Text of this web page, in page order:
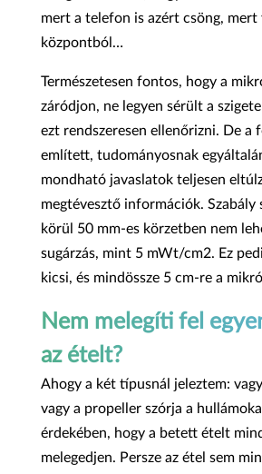
mert a telefon is azért csöng, mert
központból…
Természetesen fontos, hogy a
záródjon, ne legyen sérült a
ezt rendszeresen ellenőrizni. De a
említett, tudományosnak
mondható javaslatok teljesen
megtévesztő információk. Szabály
körül 50 mm-es körzetben nem
sugárzás, mint 5 mWt/cm2. Ez
kicsi, és mindössze 5 cm-re a
Nem melegíti fel
az ételt?
Ahogy a két típusnál jeleztem:
vagy a propeller szórja a
érdekében, hogy a betett ételt
melegedjen. Persze az étel sem